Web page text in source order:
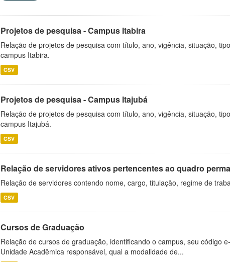
Projetos de pesquisa - Campus Itabira
Relação de projetos de pesquisa com título, ano, vigência, situação,
campus Itabira.
CSV
Projetos de pesquisa - Campus Itajubá
Relação de projetos de pesquisa com título, ano, vigência, situação,
campus Itajubá.
CSV
Relação de servidores ativos pertencentes ao quadro
Relação de servidores contendo nome, cargo, titulação, regime de
CSV
Cursos de Graduação
Relação de cursos de graduação, identificando o campus, seu código
Unidade Acadêmica responsável, qual a modalidade de...